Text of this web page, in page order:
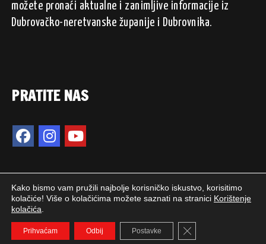
možete pronaći aktualne i zanimljive informacije iz
Dubrovačko-neretvanske županije i Dubrovnika.
PRATITE NAS
2024. © JUGinfo.hr / Sva prava pridržana.
WEB PEPERIT
Kako bismo vam pružili najbolje korisničko iskustvo, korisitimo
kolačiće! Više o kolačićima možete saznati na stranici Korištenje
kolačića
Prihvaćam Odbij Postavke Close GDPR Cookie